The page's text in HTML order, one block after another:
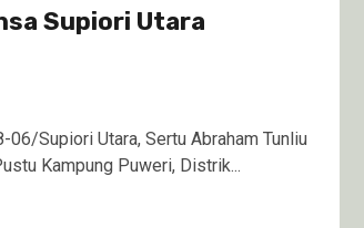
Supiori Utara
Supiori Utara, Sertu Abraham Tunliu
Kampung Puweri, Distrik...